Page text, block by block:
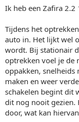
t
r
m
Ik heb een Zafira
Tijdens het
auto in. Het lijkt wel
wordt. Bij stationair
optrekken voel je de
oppakken, snelheids
maken en weer
schakelen begint dit
dit nog nooit
door, wat kan